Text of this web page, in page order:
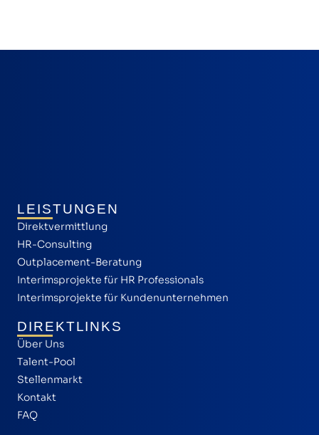
LEISTUNGEN
Direktvermittlung
HR-Consulting
Outplacement-Beratung
Interimsprojekte für HR Professionals
Interimsprojekte für Kundenunternehmen
DIREKTLINKS
Über Uns
Talent-Pool
Stellenmarkt
Kontakt
FAQ